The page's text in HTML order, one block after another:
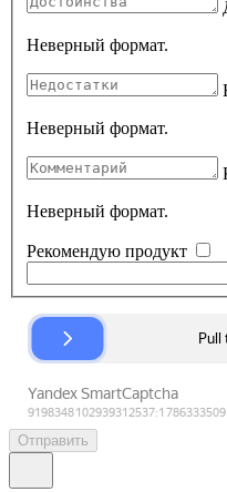
Неверный формат.
Неверный формат.
Неверный формат.
Рекомендую продукт
Отправить